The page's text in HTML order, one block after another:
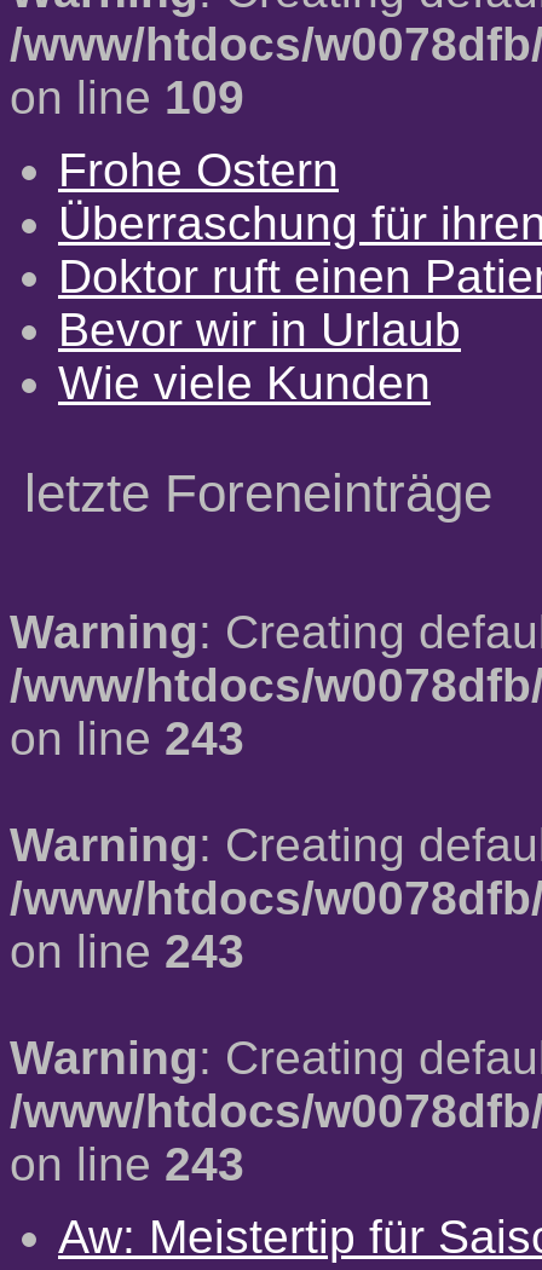
/www/htdocs/
on line 109
Frohe Ostern
Überraschung für
Doktor ruft einen
Bevor wir in Urlaub
Wie viele Kunden
letzte Foreneinträge
Warning: Creating
/www/htdocs/
on line 243
Warning: Creating
/www/htdocs/
on line 243
Warning: Creating
/www/htdocs/
on line 243
Aw: Meistertip für